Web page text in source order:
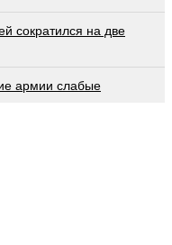
сократился на две
армии слабые